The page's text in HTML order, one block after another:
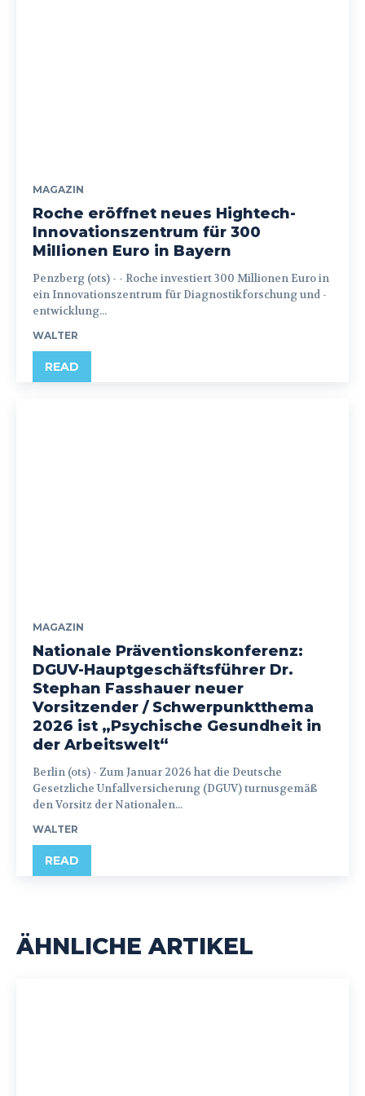
MAGAZIN
Roche eröffnet neues Hightech-
Innovationszentrum für 300
Millionen Euro in Bayern
Penzberg (ots) - - Roche investiert 300 Millionen Euro in
ein Innovationszentrum für Diagnostikforschung und -
entwicklung...
WALTER
READ
MAGAZIN
Nationale Präventionskonferenz:
DGUV-Hauptgeschäftsführer Dr.
Stephan Fasshauer neuer
Vorsitzender / Schwerpunktthema
2026 ist „Psychische Gesundheit in
der Arbeitswelt“
Berlin (ots) - Zum Januar 2026 hat die Deutsche
Gesetzliche Unfallversicherung (DGUV) turnusgemäß
den Vorsitz der Nationalen...
WALTER
READ
ÄHNLICHE ARTIKEL